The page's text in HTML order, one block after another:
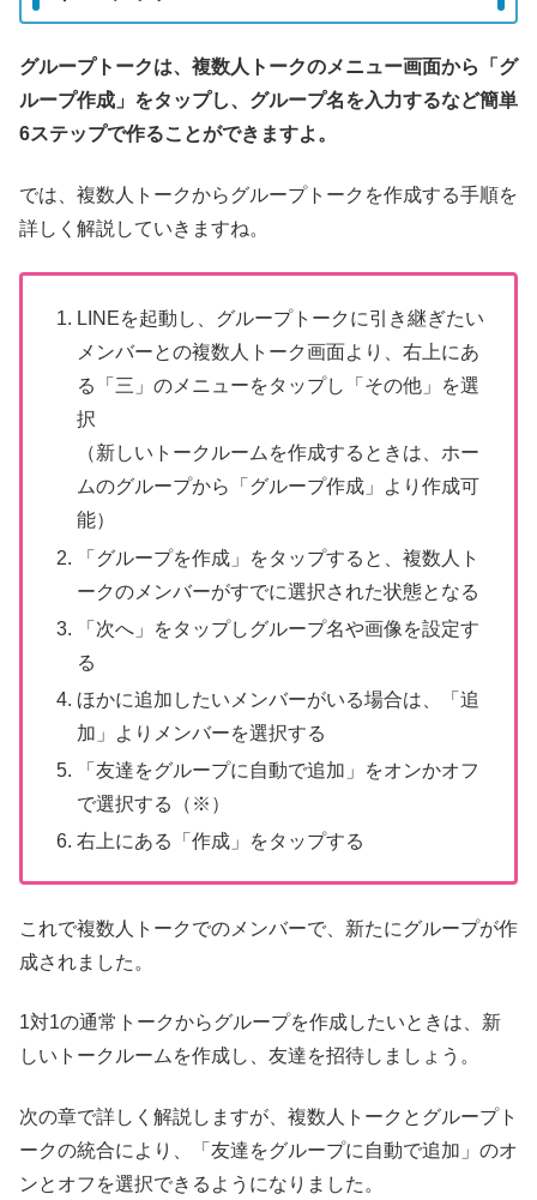
グループトークは、複数人トークのメニュー画面から「グ
ループ作成」をタップし、グループ名を入力するなど簡単
6ステップで作ることができますよ。
では、複数人トークからグループトークを作成する手順を
詳しく解説していきますね。
LINEを起動し、グループトークに引き継ぎたい
メンバーとの複数人トーク画面より、右上にあ
る「三」のメニューをタップし「その他」を選
択
（新しいトークルームを作成するときは、ホー
ムのグループから「グループ作成」より作成可
能）
「グループを作成」をタップすると、複数人ト
ークのメンバーがすでに選択された状態となる
「次へ」をタップしグループ名や画像を設定す
る
ほかに追加したいメンバーがいる場合は、「追
加」よりメンバーを選択する
「友達をグループに自動で追加」をオンかオフ
で選択する（※）
右上にある「作成」をタップする
これで複数人トークでのメンバーで、新たにグループが作
成されました。
1対1の通常トークからグループを作成したいときは、新
しいトークルームを作成し、友達を招待しましょう。
次の章で詳しく解説しますが、複数人トークとグループト
ークの統合により、「友達をグループに自動で追加」のオ
ンとオフを選択できるようになりました。